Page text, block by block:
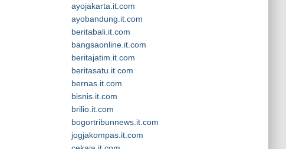
ayojakarta.it.com
ayobandung.it.com
beritabali.it.com
bangsaonline.it.com
beritajatim.it.com
beritasatu.it.com
bernas.it.com
bisnis.it.com
brilio.it.com
bogortribunnews.it.com
jogjakompas.it.com